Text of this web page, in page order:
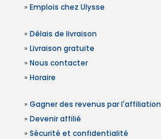
» Emplois chez Ulysse
» Délais de livraison
» Livraison gratuite
» Nous contacter
» Horaire
» Gagner des revenus par l'affiliation
» Devenir affilié
» Sécurité et confidentialité